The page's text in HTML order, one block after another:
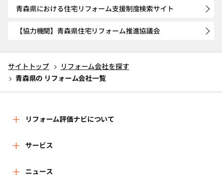
青森県における住宅リフォーム支援制度検索サイト
【協力機関】青森県住宅リフォーム推進協議会
サイトトップ
リフォーム会社を探す
青森県の リフォーム会社一覧
リフォーム評価ナビについて
リフォーム評価ナビとは
運営体制
サービス
リフォーム会社を探す
ニュース